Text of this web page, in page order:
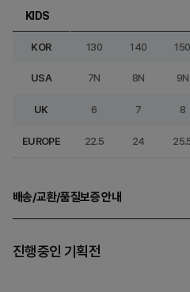
KIDS
KOR 130 140 150
USA 7N 8N 9N
UK 6 7 8
EUROPE 22.5 24
배송/교환/품질보증 안내
진행중인 기획전